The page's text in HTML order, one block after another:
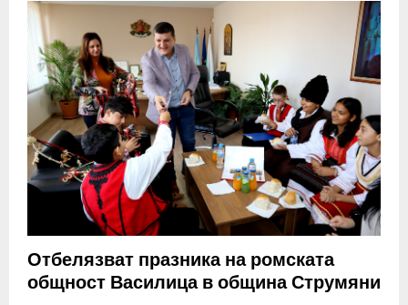
Отбелязват празника на ромската
общност Василица в община Струмяни